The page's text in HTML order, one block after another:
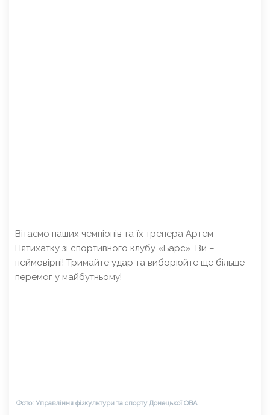
Вітаємо наших чемпіонів та їх тренера Артем
Пятихатку зі спортивного клубу «Барс». Ви –
неймовірні! Тримайте удар та виборюйте ще більше
перемог у майбутньому!
Фото: Управління фізкультури та спорту Донецької ОВА